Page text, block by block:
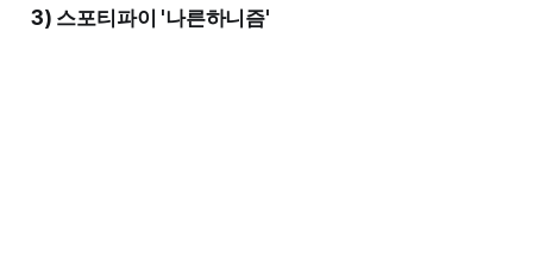
3) 스포티파이 '나른하니즘'